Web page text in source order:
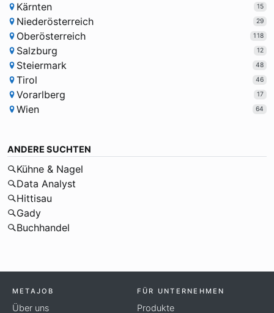
Kärnten 15
Niederösterreich 29
Oberösterreich 118
Salzburg 12
Steiermark 48
Tirol 46
Vorarlberg 17
Wien 64
ANDERE SUCHTEN
Kühne & Nagel
Data Analyst
Hittisau
Gady
Buchhandel
METAJOB
Über uns
FÜR UNTERNEHMEN
Produkte